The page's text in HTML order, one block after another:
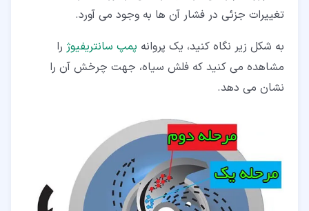
تغییرات جزئی در فشار آن ها به وجود می آورد.
به شکل زیر نگاه کنید، یک پروانه پمپ سانتریفیوژ را
مشاهده می کنید که فلش سیاه، جهت چرخش آن را
نشان می دهد.